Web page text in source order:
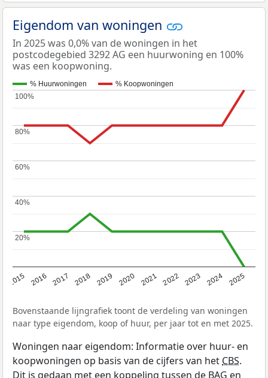
Eigendom van woningen
In 2025 was 0,0% van de woningen in het
postcodegebied 3292 AG een huurwoning en 100%
was een koopwoning.
% Huurwoningen % Koopwoningen
2015 2016 2017 2018 2019 2020 2021 2022 2023 2024 2025
20%
20%
40%
40%
60%
60%
80%
80%
100%
100%
Bovenstaande lijngrafiek toont de verdeling van woningen
naar type eigendom, koop of huur, per jaar tot en met 2025.
Woningen naar eigendom: Informatie over huur- en
koopwoningen op basis van de cijfers van het CBS.
Dit is gedaan met een koppeling tussen de BAG en